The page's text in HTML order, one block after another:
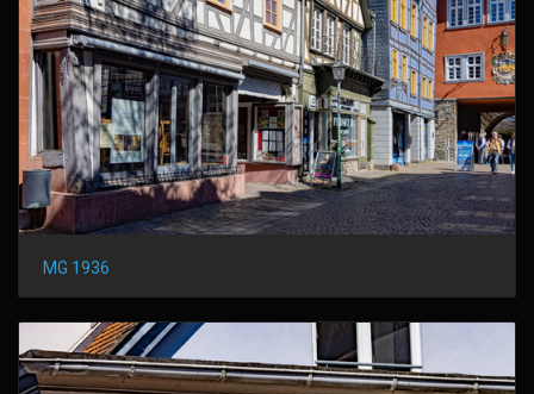
MG 1936